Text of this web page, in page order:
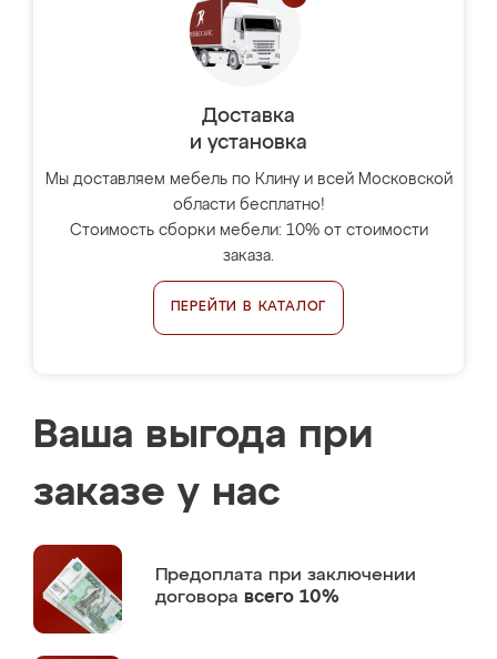
Доставка
и установка
Мы доставляем мебель по Клину и всей Московской
области бесплатно!
Стоимость сборки мебели: 10% от стоимости
заказа.
ПЕРЕЙТИ В КАТАЛОГ
Ваша выгода при
заказе у нас
Предоплата при заключении
договора всего 10%